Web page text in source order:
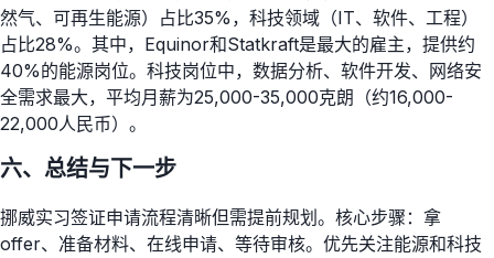
然气、可再生能源）占比35%，科技领域（IT、软件、工程）
占比28%。其中，Equinor和Statkraft是最大的雇主，提供约
40%的能源岗位。科技岗位中，数据分析、软件开发、网络安
全需求最大，平均月薪为25,000-35,000克朗（约16,000-
22,000人民币）。
六、总结与下一步
挪威实习签证申请流程清晰但需提前规划。核心步骤：拿
offer、准备材料、在线申请、等待审核。优先关注能源和科技